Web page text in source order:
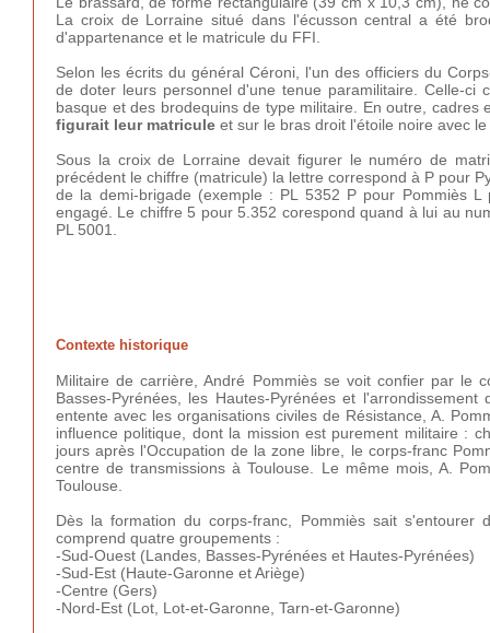
La croix de Lorraine situé dans l'écusson central a été
d'appartenance et le matricule du FFI.
Selon les écrits du général Céroni, l'un des officiers du
de doter leurs personnel d'une tenue paramilitaire. Celle-
basque et des brodequins de type militaire. En outre,
figurait leur matricule et sur le bras droit l'étoile noire avec le
Sous la croix de Lorraine devait figurer le numéro de
précédent le chiffre (matricule) la lettre correspond à P pour
de la demi-brigade (exemple : PL 5352 P pour Pommiès
engagé. Le chiffre 5 pour 5.352 corespond quand à lui au
PL 5001.
Contexte historique
Militaire de carrière, André Pommiès se voit confier par le
Basses-Pyrénées, les Hautes-Pyrénées et
entente avec les organisations civiles de Résistance, A.
influence politique, dont la mission est purement militaire :
jours après l'Occupation de la zone libre, le corps-franc
centre de transmissions à Toulouse. Le même mois, A.
Toulouse.
Dès la formation du corps-franc, Pommiès sait
comprend quatre groupements :
-Sud-Ouest (Landes, Basses-Pyrénées et Hautes-Pyrénées)
-Sud-Est (Haute-Garonne et Ariège)
-Centre (Gers)
-Nord-Est (Lot, Lot-et-Garonne, Tarn-et-Garonne)